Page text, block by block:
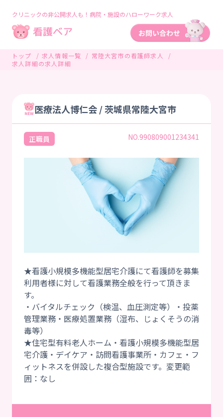
クリニックの非公開求人も！病院・施設のハローワーク求人
トップ 求人情報一覧
常陸大宮市の看護師求人
求人詳細の求人詳細
医療法人博仁会 / 茨城県常陸大宮市
正職員 NO.990809001234341
★看護小規模多機能型居宅介護にて看護師を募集
利用者様に対して看護業務全般を行って頂きま
す。
・バイタルチェック（検温、血圧測定等）・投薬
管理業務・医療処置業務（湿布、じょくそうの消
毒等）
★住宅型有料老人ホーム・看護小規模多機能型居
宅介護・デイケア・訪問看護事業所・カフェ・フ
ィットネスを併設した複合型施設です。変更範